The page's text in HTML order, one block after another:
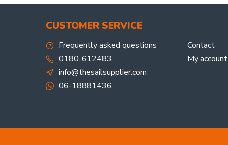
CUSTOMER SERVICE
Frequently asked questions
0180-612483
info@thesailsupplier.com
06-18881436
Contact
My account